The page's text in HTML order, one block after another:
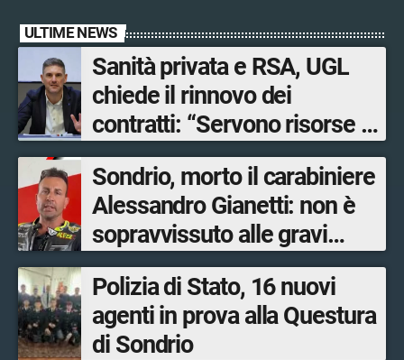
ULTIME NEWS
Sanità privata e RSA, UGL
chiede il rinnovo dei
contratti: “Servono risorse e
salari adeguati”
Sondrio, morto il carabiniere
Alessandro Gianetti: non è
sopravvissuto alle gravi
ustioni
Polizia di Stato, 16 nuovi
agenti in prova alla Questura
di Sondrio